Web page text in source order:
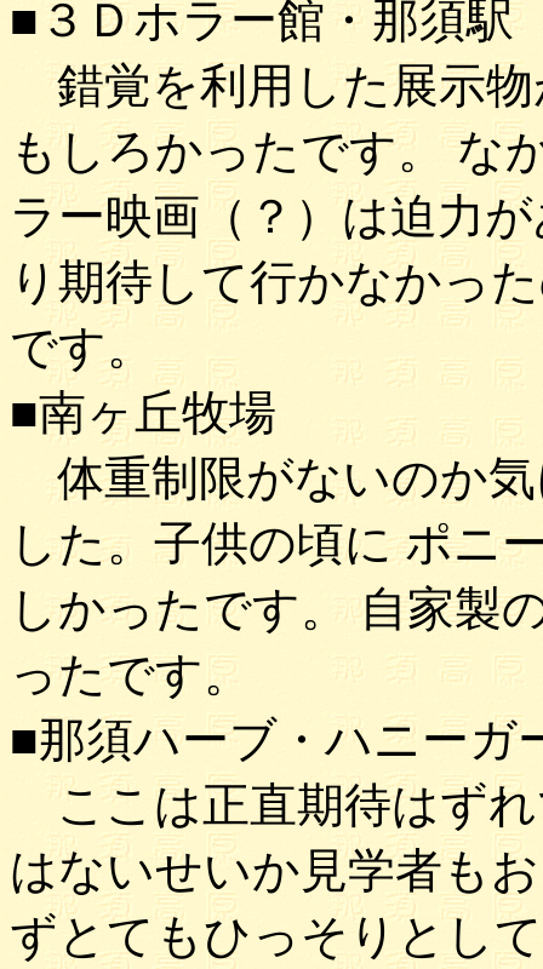
■３Ｄホラー館・那須駅
錯覚を利用した展示
もしろかったです。 な
ラー映画（？）は迫力
り期待して行かなかっ
です。
■南ヶ丘牧場
体重制限がないのか
した。子供の頃に ポニ
しかったです。 自家製
ったです。
■那須ハーブ・ハニーガ
ここは正直期待はず
はないせいか見学者も
ずとてもひっそりとし